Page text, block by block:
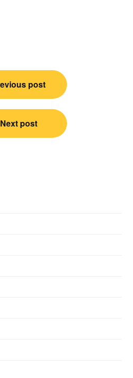
post
Next post